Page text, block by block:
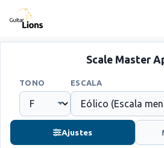
Scale Master
TONO ESCALA
Ajustes